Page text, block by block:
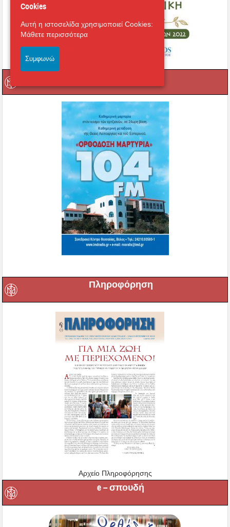
Πληροφόρηση
Αρχείο Πληροφόρησης
e – σπουδή
Cookies
Αυτή η ιστοσελίδα χρησιμοποιεί Cookies:
Μάθετε περισσότερα
Συμφωνώ